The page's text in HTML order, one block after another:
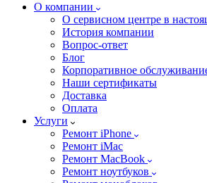
О компании
О сервисном центре в
История компании
Вопрос-ответ
Блог
Корпоративное
Наши сертификаты
Доставка
Оплата
Услуги
Ремонт iPhone
Ремонт iMac
Ремонт MacBook
Ремонт ноутбуков